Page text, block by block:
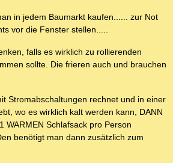
in jedem Baumarkt kaufen...... zur Not
vor die Fenster stellen.....
falls es wirklich zu rollierenden
sollte. Die frieren auch und brauchen
Stromabschaltungen rechnet und in einer
wo es wirklich kalt werden kann, DANN
WARMEN Schlafsack pro Person
benötigt man dann zusätzlich zum